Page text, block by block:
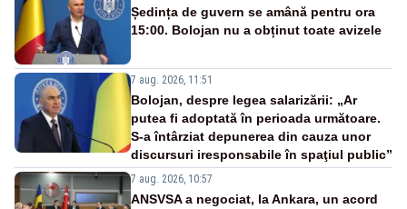
Ședința de guvern se amână pentru ora
15:00. Bolojan nu a obținut toate avizele
7 aug. 2026, 11:51
Bolojan, despre legea salarizării: „Ar
putea fi adoptată în perioada următoare.
S-a întârziat depunerea din cauza unor
discursuri iresponsabile în spaţiul public”
7 aug. 2026, 10:57
ANSVSA a negociat, la Ankara, un acord